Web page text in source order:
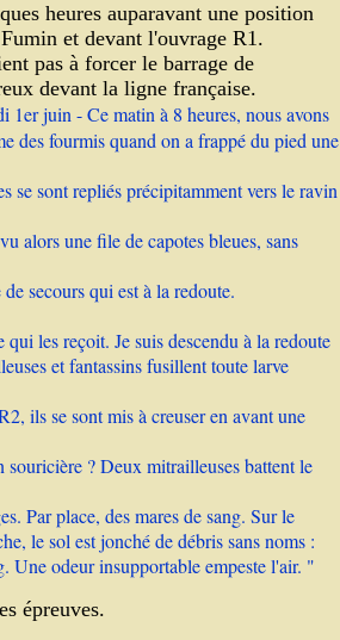
heures auparavant une position
et devant l'ouvrage R1.
pas à forcer le barrage de
devant la ligne française.
1er juin - Ce matin à 8 heures, nous avons
des fourmis quand on a frappé du pied une
se sont repliés précipitamment vers le ravin
alors une file de capotes bleues, sans
secours qui est à la redoute.
les reçoit. Je suis descendu à la redoute
et fantassins fusillent toute larve
ils se sont mis à creuser en avant une
? Deux mitrailleuses battent le
Par place, des mares de sang. Sur le
le sol est jonché de débris sans noms :
Une odeur insupportable empeste l'air. "
épreuves.